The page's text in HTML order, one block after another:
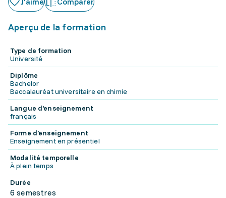
Aperçu de la formation
Type de formation
Université
Diplôme
Bachelor
Baccalauréat universitaire en chimie
Langue d'enseignement
français
Forme d'enseignement
Enseignement en présentiel
Modalité temporelle
À plein temps
Durée
6 semestres